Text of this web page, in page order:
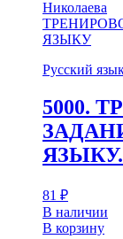
Николаева
ЯЗЫКУ
Русский
5000.
ЯЗЫКУ.
81 ₽
В наличии
В корзину